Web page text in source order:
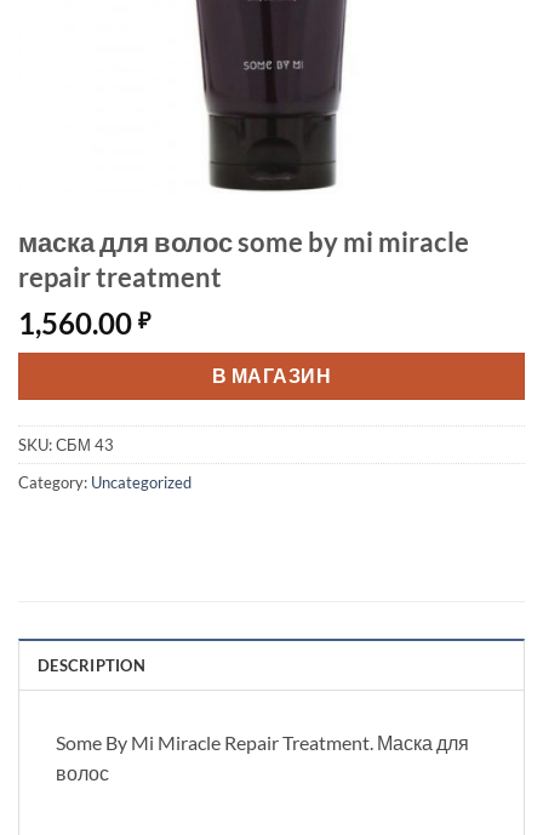
маска для волос some by mi miracle
repair treatment
1,560.00 ₽
В МАГАЗИН
SKU:СБМ 43
Category: Uncategorized
DESCRIPTION
Some By Mi Miracle Repair Treatment. Маска для
волос